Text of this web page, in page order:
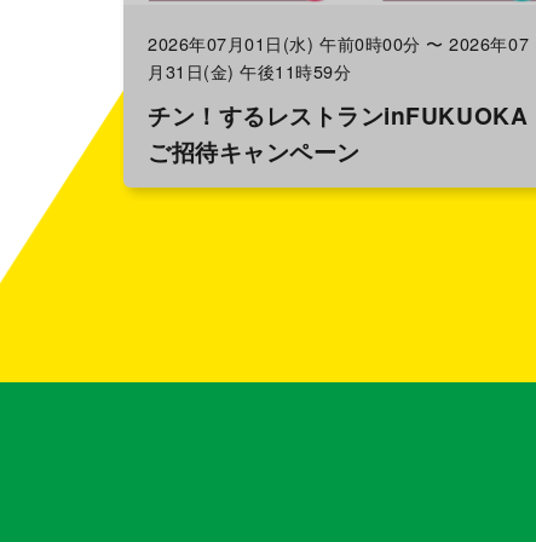
2026年07月01日(水) 午前0時00分 〜 2026年07
月31日(金) 午後11時59分
チン！するレストランinFUKUOKA
ご招待キャンペーン